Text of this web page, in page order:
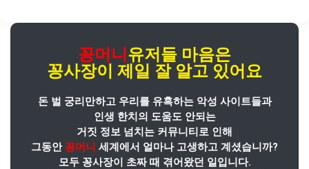
꽁머니 유저들 마음은
꽁사장이 제일 잘 알고 있어요
돈 벌 궁리만하고 우리를 유혹하는 악성 사이트들과
인생 한치의 도움도 안되는
거짓 정보 넘치는 커뮤니티로 인해
그동안 꽁머니 세계에서 얼마나 고생하고 계셨습니까?
모두 꽁사장이 초짜 때 겪어왔던 일입니다.